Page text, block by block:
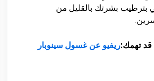
بترطيب بشرتك بالقليل من
قد تهمك:ريفيو عن غسول سينوبار